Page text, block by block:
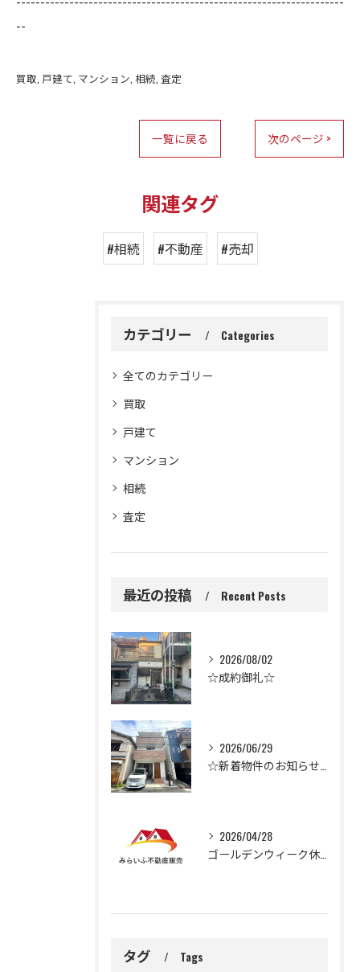
--
買取 戸建て マンション 相続 査定
一覧に戻る 次のページ >
関連タグ
#相続 #不動産 #売却
カテゴリー Categories
全てのカテゴリー
買取
戸建て
マンション
相続
査定
最近の投稿 Recent Posts
2026/08/02
☆成約御礼☆
2026/06/29
2026/04/28
ゴールデンウィーク休業のお知らせ
タグ Tags